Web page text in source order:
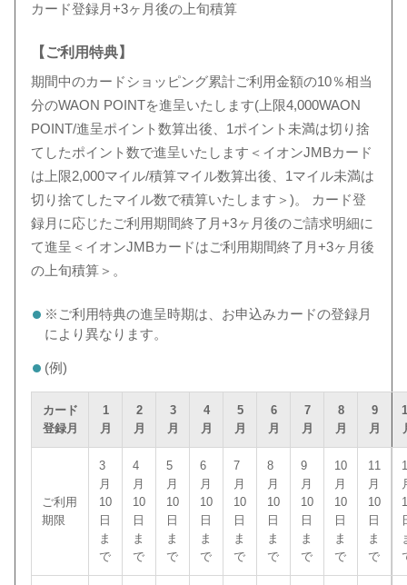
カード登録月+3ヶ月後の上旬積算
【ご利用特典】
期間中のカードショッピング累計ご利用金額の10％相当
分のWAON POINTを進呈いたします(上限4,000WAON
POINT/進呈ポイント数算出後、1ポイント未満は切り捨
てしたポイント数で進呈いたします＜イオンJMBカード
は上限2,000マイル/積算マイル数算出後、1マイル未満は
切り捨てしたマイル数で積算いたします＞)。 カード登
録月に応じたご利用期間終了月+3ヶ月後のご請求明細に
て進呈＜イオンJMBカードはご利用期間終了月+3ヶ月後
の上旬積算＞。
※ご利用特典の進呈時期は、お申込みカードの登録月
により異なります。
(例)
カード
登録月
1
月
2
月
3
月
4
月
5
月
6
月
7
月
8
月
9
月
ご利用
期限
3
月
10
日
ま
で
4
月
10
日
ま
で
5
月
10
日
ま
で
6
月
10
日
ま
で
7
月
10
日
ま
で
8
月
10
日
ま
で
9
月
10
日
ま
で
10
月
10
日
ま
で
11
月
10
日
ま
で